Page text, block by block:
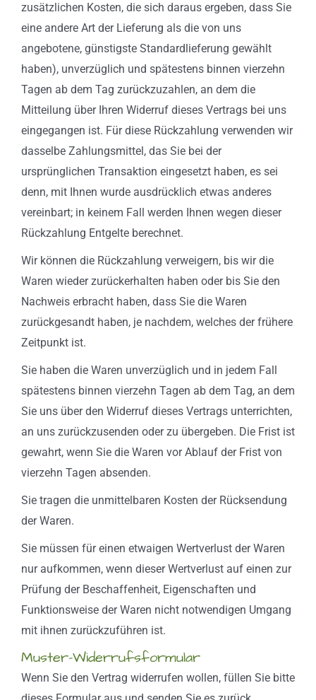
zusätzlichen Kosten, die sich daraus ergeben, dass Sie
eine andere Art der Lieferung als die von uns
angebotene, günstigste Standardlieferung gewählt
haben), unverzüglich und spätestens binnen vierzehn
Tagen ab dem Tag zurückzuzahlen, an dem die
Mitteilung über Ihren Widerruf dieses Vertrags bei uns
eingegangen ist. Für diese Rückzahlung verwenden wir
dasselbe Zahlungsmittel, das Sie bei der
ursprünglichen Transaktion eingesetzt haben, es sei
denn, mit Ihnen wurde ausdrücklich etwas anderes
vereinbart; in keinem Fall werden Ihnen wegen dieser
Rückzahlung Entgelte berechnet.
Wir können die Rückzahlung verweigern, bis wir die
Waren wieder zurückerhalten haben oder bis Sie den
Nachweis erbracht haben, dass Sie die Waren
zurückgesandt haben, je nachdem, welches der frühere
Zeitpunkt ist.
Sie haben die Waren unverzüglich und in jedem Fall
spätestens binnen vierzehn Tagen ab dem Tag, an dem
Sie uns über den Widerruf dieses Vertrags unterrichten,
an uns zurückzusenden oder zu übergeben. Die Frist ist
gewahrt, wenn Sie die Waren vor Ablauf der Frist von
vierzehn Tagen absenden.
Sie tragen die unmittelbaren Kosten der Rücksendung
der Waren.
Sie müssen für einen etwaigen Wertverlust der Waren
nur aufkommen, wenn dieser Wertverlust auf einen zur
Prüfung der Beschaffenheit, Eigenschaften und
Funktionsweise der Waren nicht notwendigen Umgang
mit ihnen zurückzuführen ist.
Muster-Widerrufsformular
Wenn Sie den Vertrag widerrufen wollen, füllen Sie bitte